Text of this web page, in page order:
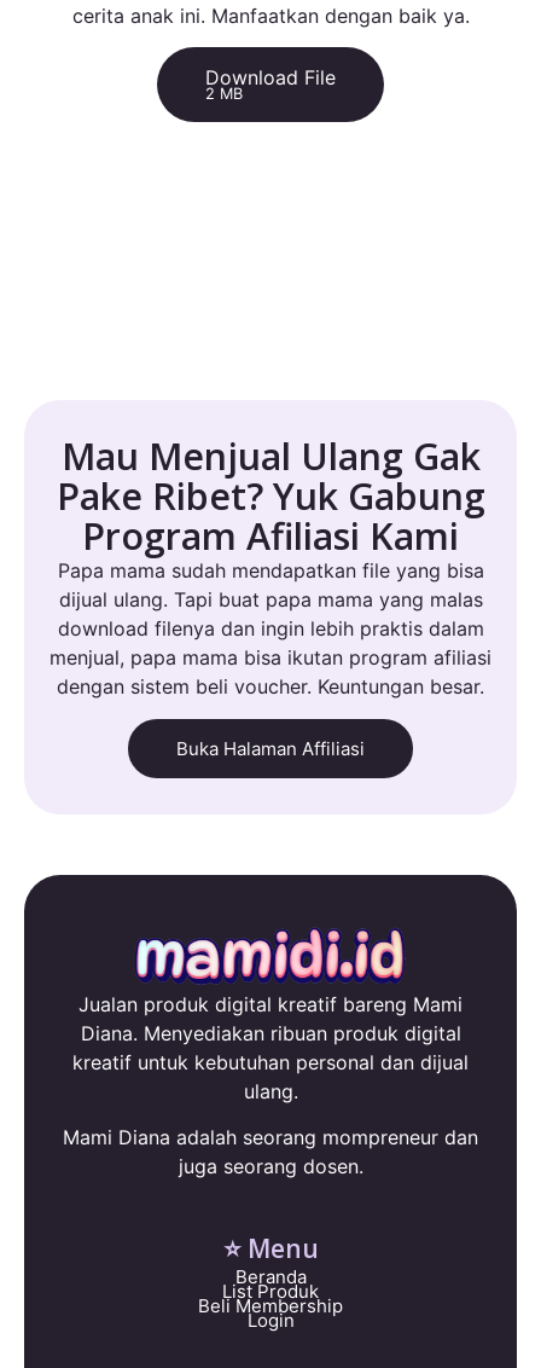
cerita anak ini. Manfaatkan dengan baik ya.
Download File
2 MB
Mau Menjual Ulang Gak
Pake Ribet? Yuk Gabung
Program Afiliasi Kami
Papa mama sudah mendapatkan file yang bisa
dijual ulang. Tapi buat papa mama yang malas
download filenya dan ingin lebih praktis dalam
menjual, papa mama bisa ikutan program afiliasi
dengan sistem beli voucher. Keuntungan besar.
Buka Halaman Affiliasi
Jualan produk digital kreatif bareng Mami
Diana. Menyediakan ribuan produk digital
kreatif untuk kebutuhan personal dan dijual
ulang.
Mami Diana adalah seorang mompreneur dan
juga seorang dosen.
⭐ Menu
Beranda
List Produk
Beli Membership
Login